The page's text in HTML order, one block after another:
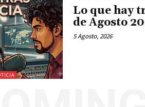
Lo que hay
de Agosto
5 Agosto, 2026